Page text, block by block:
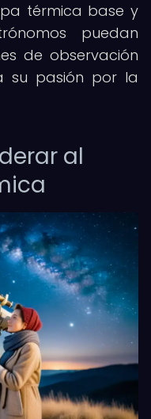
térmica base y
puedan
de observación
su pasión por la
al